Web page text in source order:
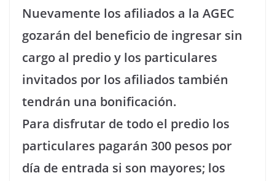
Nuevamente los afiliados a la AGEC
gozarán del beneficio de ingresar sin
cargo al predio y los particulares
invitados por los afiliados también
tendrán una bonificación.
Para disfrutar de todo el predio los
particulares pagarán 300 pesos por
día de entrada si son mayores; los